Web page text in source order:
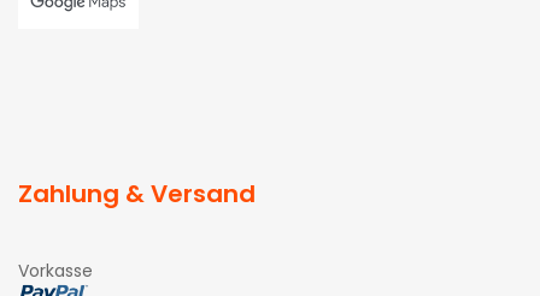
Zahlung & Versand
Vorkasse